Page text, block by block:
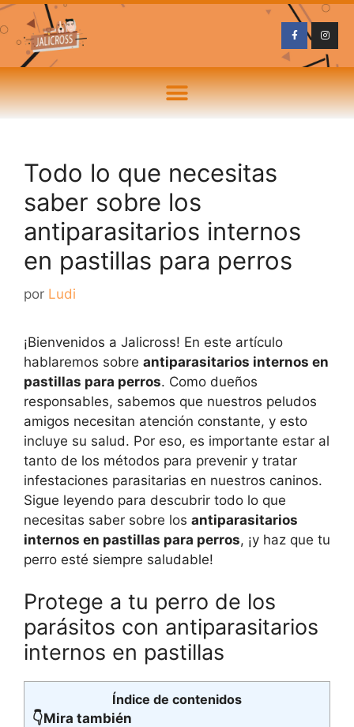
Todo lo que necesitas
saber sobre los
antiparasitarios internos
en pastillas para perros
por Ludi
¡Bienvenidos a Jalicross! En este artículo
hablaremos sobre antiparasitarios internos en
pastillas para perros. Como dueños
responsables, sabemos que nuestros peludos
amigos necesitan atención constante, y esto
incluye su salud. Por eso, es importante estar al
tanto de los métodos para prevenir y tratar
infestaciones parasitarias en nuestros caninos.
Sigue leyendo para descubrir todo lo que
necesitas saber sobre los antiparasitarios
internos en pastillas para perros, ¡y haz que tu
perro esté siempre saludable!
Protege a tu perro de los
parásitos con antiparasitarios
internos en pastillas
Índice de contenidos
👇Mira también